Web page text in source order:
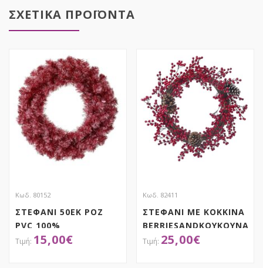
ΣΧΕΤΙΚΑ ΠΡΟΪΟΝΤΑ
Κωδ. 80152
ΣΤΕΦΑΝΙ 50ΕΚ ΡΟΖ
PVC 100%
15,00€
Κωδ. 82411
ΣΤΕΦΑΝΙ ΜΕ ΚΟΚΚΙΝΑ
60ΕΚ25,00€